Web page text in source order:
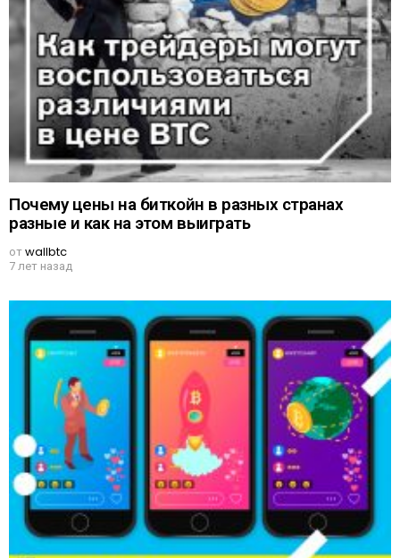
Почему цены на биткойн в разных странах
разные и как на этом выиграть
отwallbtc
7 лет назад